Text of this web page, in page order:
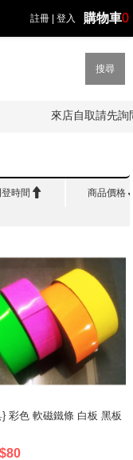
註冊 登入 購物車0
搜尋
來店自取請先詢問喔
時間  商品價格
} 彩色 軟磁鐵條 白板 黑板